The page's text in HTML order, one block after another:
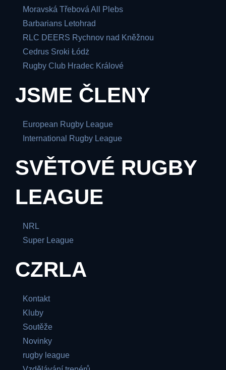
Moravská Třebová All Plebs
Barbarians Letohrad
RLC DEERS Rychnov nad Kněžnou
Cedrus Sroki Łódż
Rugby Club Hradec Králové
JSME ČLENY
European Rugby League
International Rugby League
SVĚTOVÉ RUGBY
LEAGUE
NRL
Super League
CZRLA
Kontakt
Kluby
Soutěže
Novinky
rugby league